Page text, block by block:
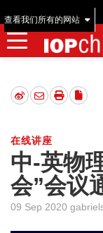
查看我们所有的网站
在线讲座
中-英物
会”会议
09 Sep 2020